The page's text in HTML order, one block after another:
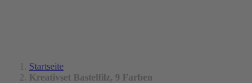
Startseite
Kreativset Bastelfilz, 9 Farben